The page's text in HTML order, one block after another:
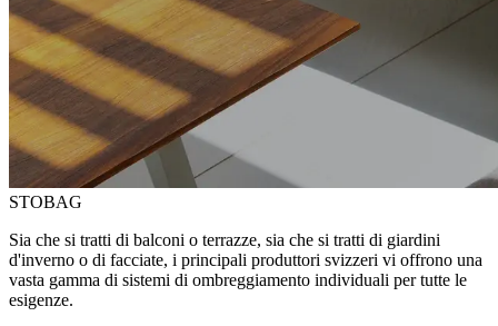
STOBAG
Sia che si tratti di balconi o terrazze, sia che si tratti di giardini
d'inverno o di facciate, i principali produttori svizzeri vi offrono una
vasta gamma di sistemi di ombreggiamento individuali per tutte le
esigenze.